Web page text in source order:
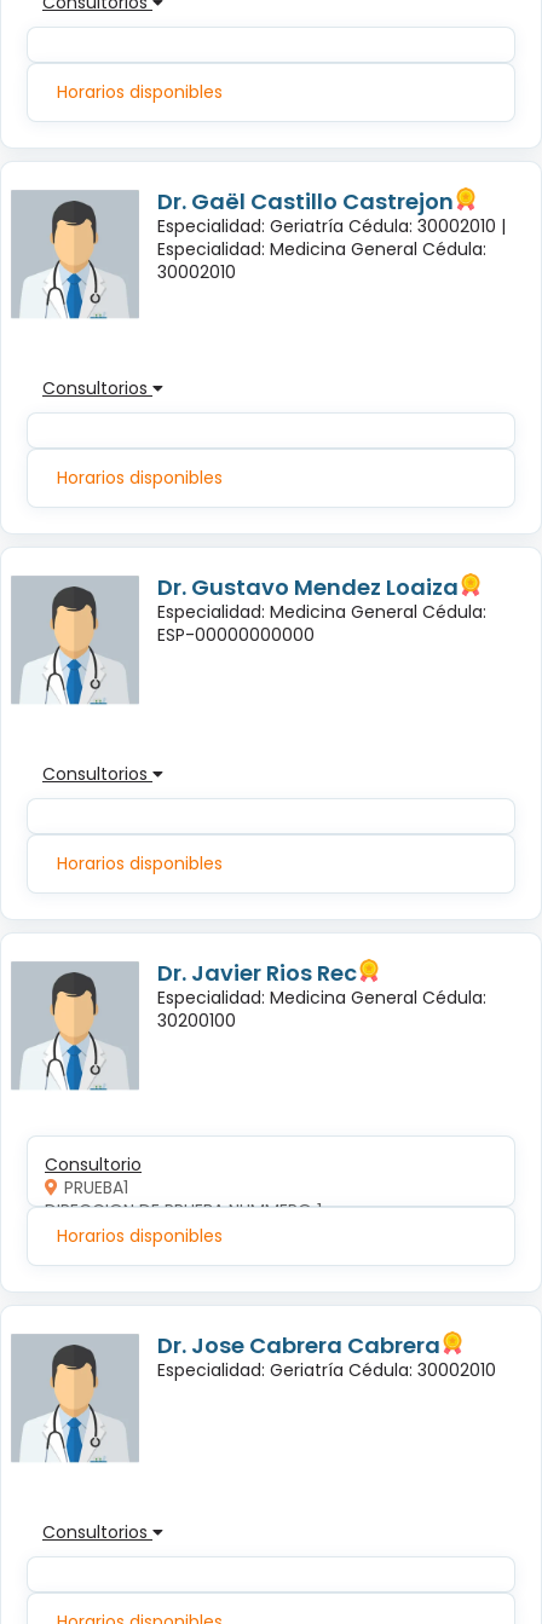
Horarios disponibles
Dr. Gaël Castillo Castrejon
Especialidad: Geriatría Cédula: 30002010 |
Especialidad: Medicina General Cédula:
30002010
Consultorios
Horarios disponibles
Dr. Gustavo Mendez Loaiza
Especialidad: Medicina General Cédula:
ESP-00000000000
Consultorios
Horarios disponibles
Dr. Javier Rios Rec
Especialidad: Medicina General Cédula:
30200100
Consultorio
PRUEBA1
DIRECCION DE PRUEBA NUMMERO 1
Horarios disponibles
Dr. Jose Cabrera Cabrera
Especialidad: Geriatría Cédula: 30002010
Consultorios